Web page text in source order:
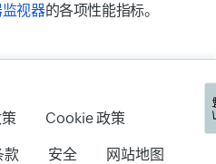
监视器的各项性能指标。
Cookie 政策
款 安全 网站地图